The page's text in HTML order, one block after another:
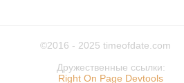
©2016 - 2025 timeofdate.com
Дружественные ссылки:
Right On Page Devtools